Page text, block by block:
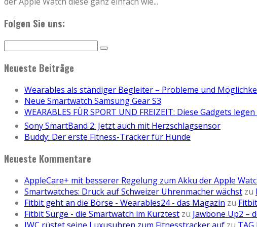
Folgen Sie uns:
Neueste Beiträge
Wearables als ständiger Begleiter – Probleme und
Neue Smartwatch Samsung Gear S3
WEARABLES FÜR SPORT UND FREIZEIT: Diese Gadgets
Sony SmartBand 2: Jetzt auch mit Herzschlagsensor
Buddy: Der erste Fitness-Tracker für Hunde
Neueste Kommentare
AppleCare+ mit besserer Regelung zum Akku der Apple
Smartwatches: Druck auf Schweizer Uhrenmacher wächst zu
Fitbit geht an die Börse - Wearables24 - das Magazin zu
Fitbit Surge - die Smartwatch im Kurztest zu Jawbone Up2 –